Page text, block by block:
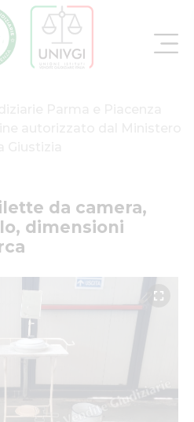
da camera,
dimensioni